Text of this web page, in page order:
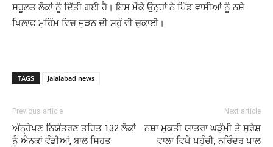
ਸਹੂਲਤ ਲੋਕਾਂ ਨੂੰ ਦਿੱਤੀ ਗਈ ਹੈ। ਇਸ ਮੌਕੇ ਉਨ੍ਹਾਂ ਨੇ ਪਿੰਡ ਵਾਸੀਆਂ ਨੂੰ ਨਸ਼ੇ
ਖਿਲਾਫ ਮੁਹਿੰਮ ਵਿਚ ਜੁੜਨ ਦੀ ਸਹੁੰ ਵੀ ਚੁਕਾਈ।
TAGS Jalalabad news
Previous article
ਅੰਨ੍ਹੇਪਣ ਨਿਯੰਤਰਣ ਤਹਿਤ 132 ਲੋਕਾਂ
ਨੂੰ ਐਨਕਾਂ ਵੰਡੀਆਂ, ਬਾਲ ਸਿਹਤ
Next article
ਨਸ਼ਾ ਮੁਕਤੀ ਯਾਤਰਾ ਘੜੁੰਮੀ ਤੇ ਸੁਰੇਸ਼
ਵਾਲਾ ਵਿਖੇ ਪਹੁੰਚੀ, ਨਰਿੰਦਰ ਪਾਲ